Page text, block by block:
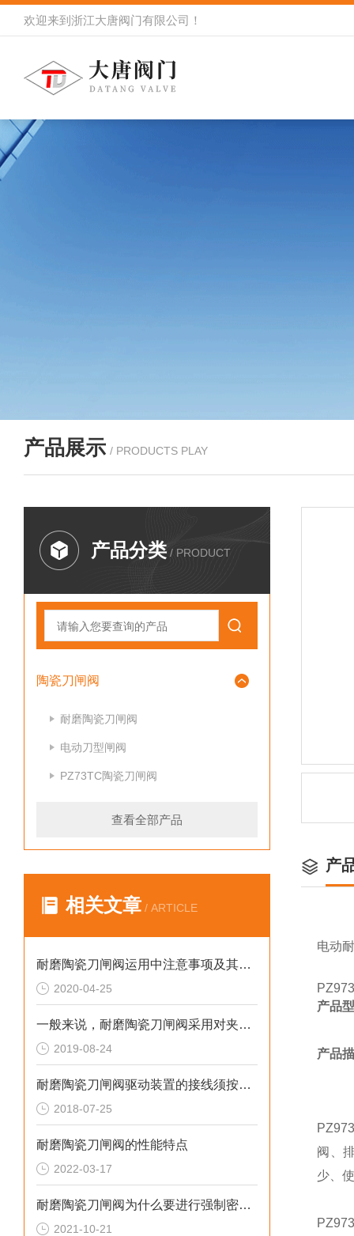
欢迎来到 浙江大唐阀门有限公司 ！
产品展示 / PRODUCTS PLAY
产品分类 / PRODUCT
陶瓷刀闸阀
耐磨陶瓷刀闸阀
电动刀型闸阀
PZ73TC陶瓷刀闸阀
查看全部产品
相关文章 / ARTICLE
耐磨陶瓷刀闸阀运用中注意事项及其特点
2020-04-25
一般来说，耐磨陶瓷刀闸阀采用对夹连接方式
2019-08-24
耐磨陶瓷刀闸阀驱动装置的接线须按线路图进行
2018-07-25
耐磨陶瓷刀闸阀的性能特点
2022-03-17
耐磨陶瓷刀闸阀为什么要进行强制密封呢?
2021-10-21
产
电动
产品
产品
阀、
少、